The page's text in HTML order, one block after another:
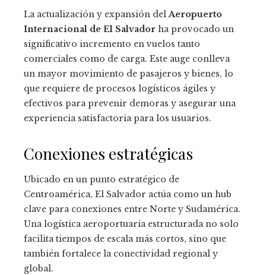
La actualización y expansión delAeropuerto
Internacional de El Salvador ha provocado un
significativo incremento en vuelos tanto
comerciales como de carga. Este auge conlleva
un mayor movimiento de pasajeros y bienes, lo
que requiere de procesos logísticos ágiles y
efectivos para prevenir demoras y asegurar una
experiencia satisfactoria para los usuarios.
Conexiones estratégicas
Ubicado en un punto estratégico de
Centroamérica, El Salvador actúa como un hub
clave para conexiones entre Norte y Sudamérica.
Una logística aeroportuaria estructurada no solo
facilita tiempos de escala más cortos, sino que
también fortalece la conectividad regional y
global.